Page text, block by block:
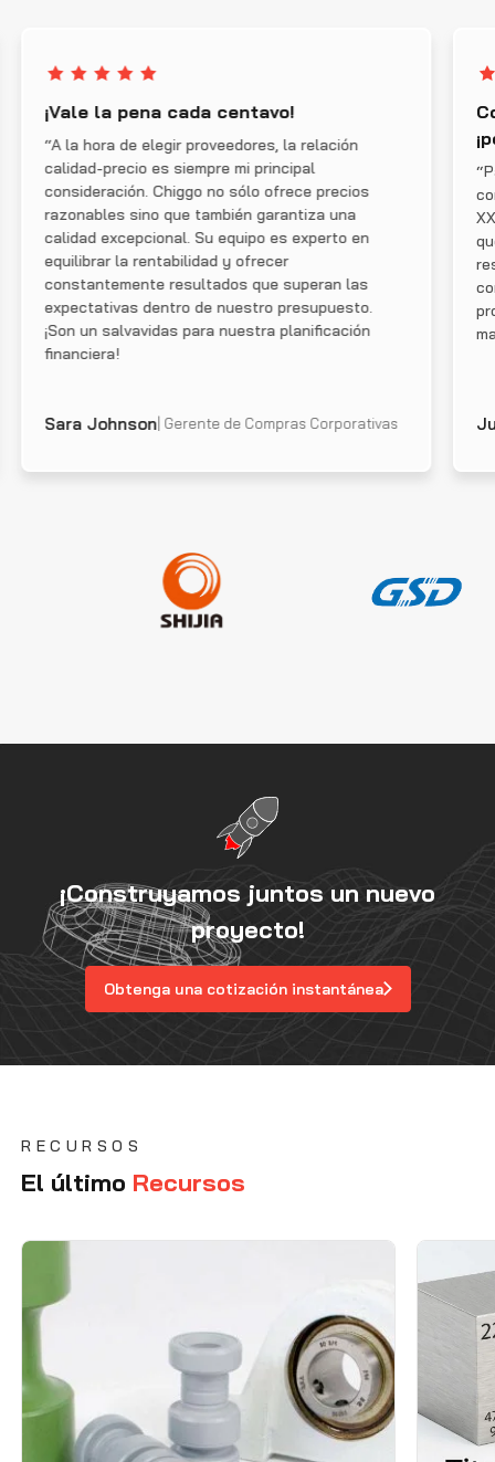
¡Vale la pena cada centavo!
“A la hora de elegir proveedores, la relación
calidad-precio es siempre mi principal
consideración. Chiggo no sólo ofrece precios
razonables sino que también garantiza una
calidad excepcional. Su equipo es experto en
equilibrar la rentabilidad y ofrecer
constantemente resultados que superan las
expectativas dentro de nuestro presupuesto.
¡Son un salvavidas para nuestra planificación
financiera!
Sara Johnson | Gerente de Compras Corporativas
¡Construyamos juntos un nuevo
proyecto!
Obtenga una cotización instantánea
RECURSOS
El último Recursos